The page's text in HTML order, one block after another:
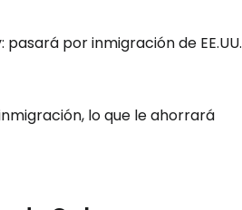
por inmigración de EE.UU.
lo que le ahorrará